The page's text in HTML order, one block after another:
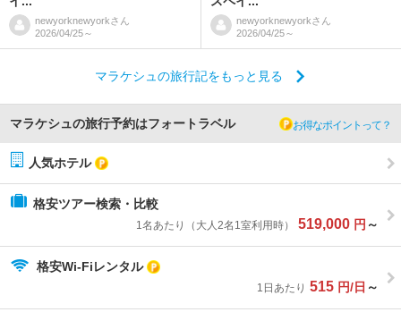
newyorknewyorkさん
2026/04/25～
newyorknewyorkさん
2026/04/25～
マラケシュの旅行記をもっと見る
マラケシュの旅行予約はフォートラベル お得なポイントって？
人気ホテル
格安ツアー検索・比較
1名あたり（大人2名1室利用時） 519,000 円 ～
格安Wi-Fiレンタル
1日あたり 515 円/日 ～